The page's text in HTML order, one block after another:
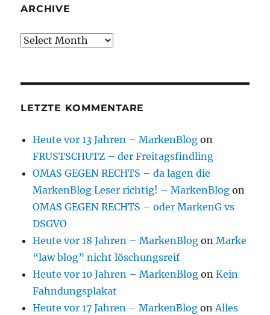
ARCHIVE
Archive
LETZTE KOMMENTARE
Heute vor 13 Jahren – MarkenBlog on
FRUSTSCHUTZ – der Freitagsfindling
OMAS GEGEN RECHTS – da lagen die
MarkenBlog Leser richtig! – MarkenBlog on
OMAS GEGEN RECHTS – oder MarkenG vs
DSGVO
Heute vor 18 Jahren – MarkenBlog onMarke
“law blog” nicht löschungsreif
Heute vor 10 Jahren – MarkenBlog onKein
Fahndungsplakat
Heute vor 17 Jahren – MarkenBlog onAlles